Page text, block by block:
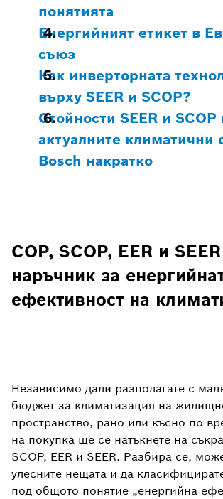
понятията
Енергийният етикет в
съюз
Как инверторната
върху SEER и SCOP?
Стойности SEER и SCOP
актуалните климатични
Bosch накратко
COP, SCOP, EER и
наръчник за
ефективност на
Независимо дали разполагате с
бюджет за климатизация на
пространство, рано или късно по
на покупка ще се натъкнете на
SCOP, EER и SEER. Разбира се,
улесните нещата и да
под общото понятие „енергийна